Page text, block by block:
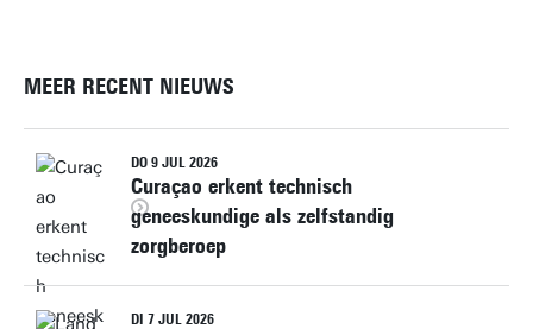
MEER RECENT NIEUWS
DO 9 JUL 2026
Curaçao erkent technisch
geneeskundige als zelfstandig
zorgberoep
DI 7 JUL 2026